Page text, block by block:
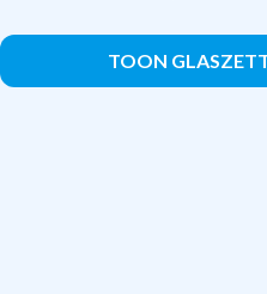
TOON